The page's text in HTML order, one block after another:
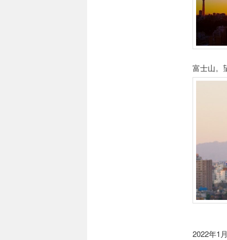
富士山。
2022年1